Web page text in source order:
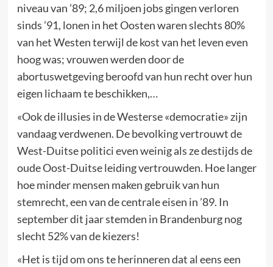
niveau van ’89; 2,6 miljoen jobs gingen verloren
sinds ’91, lonen in het Oosten waren slechts 80%
van het Westen terwijl de kost van het leven even
hoog was; vrouwen werden door de
abortuswetgeving beroofd van hun recht over hun
eigen lichaam te beschikken,…
«Ook de illusies in de Westerse «democratie» zijn
vandaag verdwenen. De bevolking vertrouwt de
West-Duitse politici even weinig als ze destijds de
oude Oost-Duitse leiding vertrouwden. Hoe langer
hoe minder mensen maken gebruik van hun
stemrecht, een van de centrale eisen in ’89. In
september dit jaar stemden in Brandenburg nog
slecht 52% van de kiezers!
«Het is tijd om ons te herinneren dat al eens een